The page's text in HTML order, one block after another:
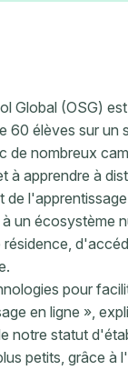
Global (OSG)
élèves sur un
de nombreux
à apprendre à
un écosystème
pour
en ligne »,
notre statut
petits, grâce à